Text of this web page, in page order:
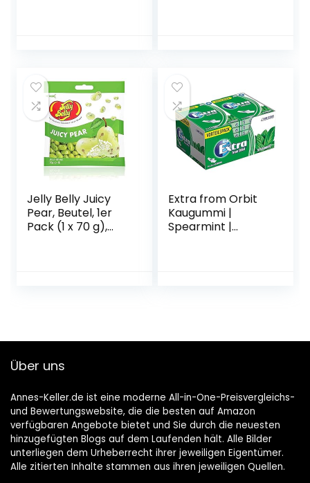
Jelly Belly Juicy
Pear, Beutel, 1er
Pack (1 x 70 g),
Extra from Orbit
Kaugummi |
Spearmint |
Über uns
Annes-Keller.de ist eine moderne All-in-One-Preisvergleichs-
und Bewertungswebsite, die die besten auf Amazon
verfügbaren Angebote bietet und Sie durch die neuesten
hinzugefügten Blogs auf dem Laufenden hält. Alle Bilder
unterliegen dem Urheberrecht ihrer jeweiligen Eigentümer.
Alle zitierten Inhalte stammen aus ihren jeweiligen Quellen.